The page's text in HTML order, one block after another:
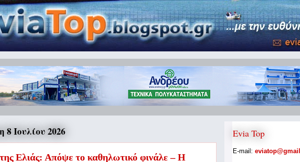
8 Ιουλίου 2026
Ελιάς: Απόψε το καθηλωτικό φινάλε – Η
Evia Top
E-mail: